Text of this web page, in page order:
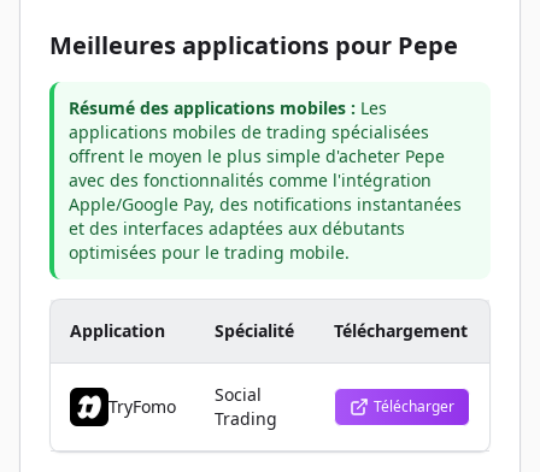
Meilleures applications pour Pepe
Résumé des applications mobiles : Les
applications mobiles de trading spécialisées
offrent le moyen le plus simple d'acheter Pepe
avec des fonctionnalités comme l'intégration
Apple/Google Pay, des notifications instantanées
et des interfaces adaptées aux débutants
optimisées pour le trading mobile.
Application Spécialité Téléchargement
TryFomo
Social
Trading
Télécharger